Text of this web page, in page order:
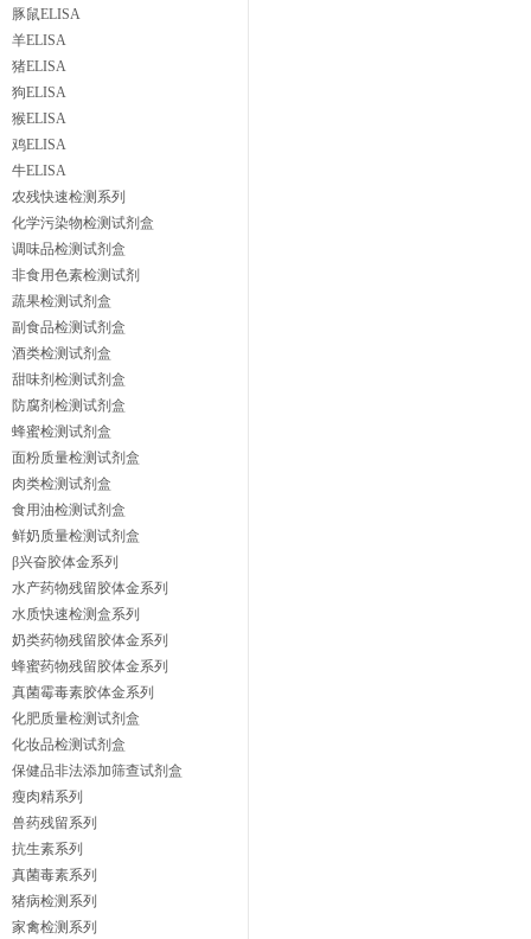
豚鼠ELISA
羊ELISA
猪ELISA
狗ELISA
猴ELISA
鸡ELISA
牛ELISA
农残快速检测系列
化学污染物检测试剂盒
调味品检测试剂盒
非食用色素检测试剂
蔬果检测试剂盒
副食品检测试剂盒
酒类检测试剂盒
甜味剂检测试剂盒
防腐剂检测试剂盒
蜂蜜检测试剂盒
面粉质量检测试剂盒
肉类检测试剂盒
食用油检测试剂盒
鲜奶质量检测试剂盒
β兴奋胶体金系列
水产药物残留胶体金系列
水质快速检测盒系列
奶类药物残留胶体金系列
蜂蜜药物残留胶体金系列
真菌霉毒素胶体金系列
化肥质量检测试剂盒
化妆品检测试剂盒
保健品非法添加筛查试剂盒
瘦肉精系列
兽药残留系列
抗生素系列
真菌毒素系列
猪病检测系列
家禽检测系列